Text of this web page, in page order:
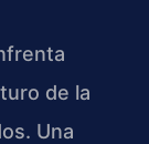
de la
Una